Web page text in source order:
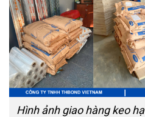
Hình ảnh giao hàng keo